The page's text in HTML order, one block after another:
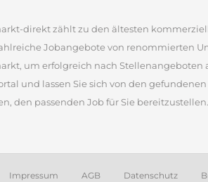
direkt zählt zu den ältesten
Jobangebote von renommierten
um erfolgreich nach Stellenangeboten
und lassen Sie sich von den
den passenden Job für Sie bereitzustellen.
Impressum AGB Datenschutz